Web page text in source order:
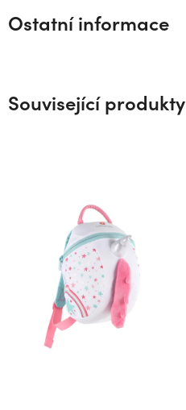
Ostatní informace
Související produkty